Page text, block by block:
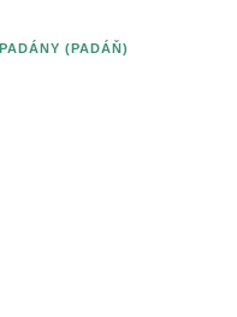
PADÁNY (PADÁŇ)